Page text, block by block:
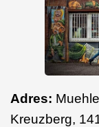
Adres:
Kreuzberg,